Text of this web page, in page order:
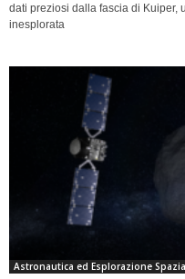
dati preziosi dalla fascia di Kuiper,
inesplorata
Astronautica ed Esplorazione